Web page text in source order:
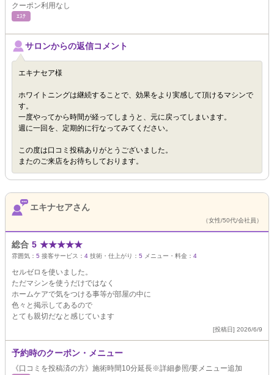
クーポン利用なし
ｴｽﾃ
サロンからの返信コメント
エキナセア様
ホワイトニングは継続することで、効果をより実感して頂けるマシンで
す。
一度やってから時間が経ってしまうと、元に戻ってしまいます。
週に一回を、定期的に行なってみてください。
この度は口コミ投稿ありがとうございました。
またのご来店をお待ちしております。
エキナセアさん
（女性/50代/会社員）
総合 5 ★★★★★
雰囲気： 5 接客サービス： 4 技術・仕上がり： 5 メニュー・料金： 4
セルゼロを使いました。
ただマシンを使うだけではなく
ホームケアで気をつける事等が部屋の中に
色々と掲示してあるので
とても親切だなと感じています
[投稿日] 2026/6/9
予約時のクーポン・メニュー
《口コミを投稿済の方》施術時間10分延長※詳細参照/要メニュー追加